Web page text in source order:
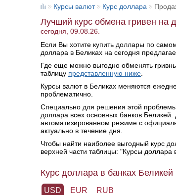
Курсы валют Курс доллара
Лучший курс обмена гривен на
сегодня, 09.08.26.
Если Вы хотите купить доллары по
доллара в Беликах на сегодня
Где еще можно выгодно обменять
таблицу представленную ниже
Курсы валют в Беликах меняются
проблематично.
Специально для решения этой
доллара всех основных банков
автоматизированном режиме с
актуально в течение дня.
Чтобы найти наиболее выгодный курс
верхней части таблицы: "Курсы доллара
Курс доллара в банках Беликей
USD EUR RUB